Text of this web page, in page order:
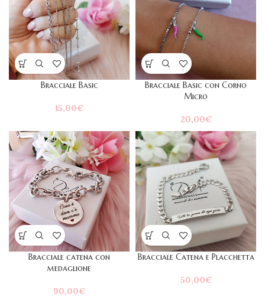
Bracciale Basic
15,00€
Bracciale Basic con Corno
Micro
20,00€
Bracciale catena con
medaglione
90,00€
Bracciale Catena e Placchetta
50,00€